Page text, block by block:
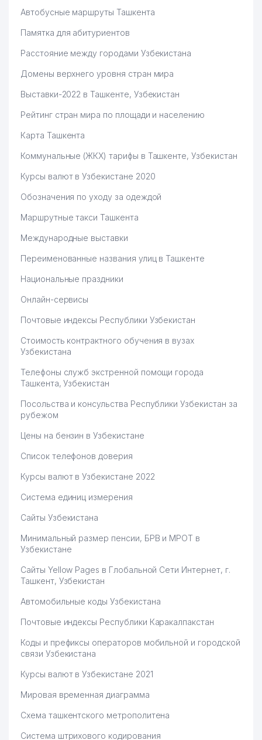
Автобусные маршруты Ташкента
Памятка для абитуриентов
Расстояние между городами Узбекистана
Домены верхнего уровня стран мира
Выставки-2022 в Ташкенте, Узбекистан
Рейтинг стран мира по площади и населению
Карта Ташкента
Коммунальные (ЖКХ) тарифы в Ташкенте, Узбекистан
Курсы валют в Узбекистане 2020
Обозначения по уходу за одеждой
Маршрутные такси Ташкента
Международные выставки
Переименованные названия улиц в Ташкенте
Национальные праздники
Онлайн-сервисы
Почтовые индексы Республики Узбекистан
Стоимость контрактного обучения в вузах
Узбекистана
Телефоны служб экстренной помощи города
Ташкента, Узбекистан
Посольства и консульства Республики Узбекистан за
рубежом
Цены на бензин в Узбекистане
Список телефонов доверия
Курсы валют в Узбекистане 2022
Система единиц измерения
Сайты Узбекистана
Минимальный размер пенсии, БРВ и МРОТ в
Узбекистане
Сайты Yellow Pages в Глобальной Сети Интернет, г.
Ташкент, Узбекистан
Автомобильные коды Узбекистана
Почтовые индексы Республики Каракалпакстан
Коды и префиксы операторов мобильной и городской
связи Узбекистана
Курсы валют в Узбекистане 2021
Мировая временная диаграмма
Схема ташкентского метрополитена
Система штрихового кодирования